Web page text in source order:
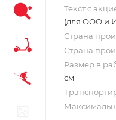
Текст с
(для ООО и
Страна
Страна
Размер в
см